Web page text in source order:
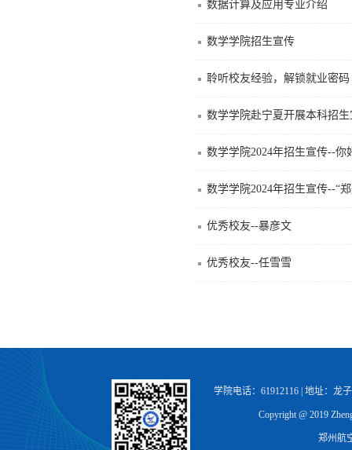
数据计算及应用专业介绍
数学学院招生宣传
聆听校友经验，解锁就业密
数学学院赴宁夏开展本科招
数学学院2024年招生宣传--你
数学学院2024年招生宣传--“
优秀校友--暴彦文
优秀校友--任雪雪
学院电话：61912116 | 地址：龙
Copyright @ 2019
郑州航